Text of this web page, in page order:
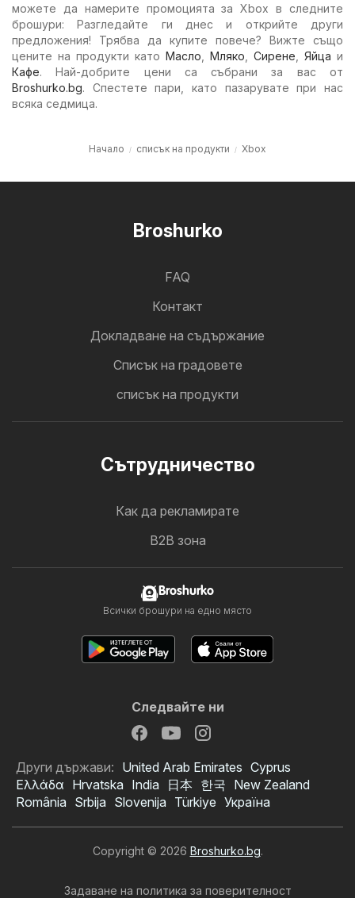
можете да намерите промоцията за Xbox в следните
брошури: Разгледайте ги днес и открийте други
предложения! Трябва да купите повече? Вижте също
цените на продукти като Масло Мляко Сирене Яйца и
Кафе. Най-добрите цени са събрани за вас от
Broshurko.bg. Спестете пари, като пазарувате при нас
всяка седмица.
Начало списък на продукти Xbox
Broshurko
FAQ
Контакт
Докладване на съдържание
Cписък на градовете
списък на продукти
Cътрудничество
Как да рекламирате
B2B зона
Broshurko
Всички брошури на едно място
Следвайте ни
Други държави: United Arab Emirates Cyprus
Ελλάδα Hrvatska India 日本 한국 New Zealand
România Srbija Slovenija Türkiye Україна
Copyright © 2026 Broshurko.bg.
Задаване на политика за поверителност